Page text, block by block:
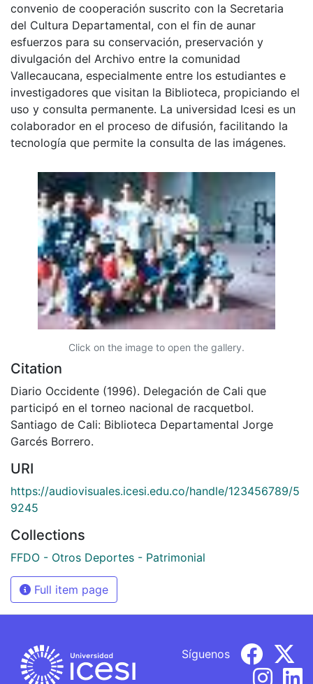
convenio de cooperación suscrito con la Secretaria
del Cultura Departamental, con el fin de aunar
esfuerzos para su conservación, preservación y
divulgación del Archivo entre la comunidad
Vallecaucana, especialmente entre los estudiantes e
investigadores que visitan la Biblioteca, propiciando el
uso y consulta permanente. La universidad Icesi es un
colaborador en el proceso de difusión, facilitando la
tecnología que permite la consulta de las imágenes.
Click on the image to open the gallery.
Citation
Diario Occidente (1996). Delegación de Cali que
participó en el torneo nacional de racquetbol.
Santiago de Cali: Biblioteca Departamental Jorge
Garcés Borrero.
URI
https://audiovisuales.icesi.edu.co/handle/123456789/5
9245
Collections
FFDO - Otros Deportes - Patrimonial
Full item page
Síguenos